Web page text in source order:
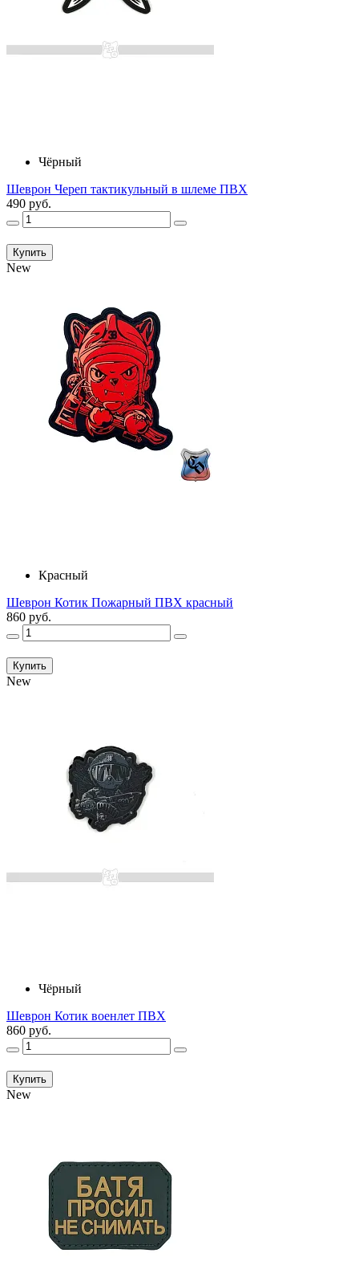
Чёрный
Шеврон Череп тактикульный в шлеме ПВХ
490 руб.
Купить
New
Красный
Шеврон Котик Пожарный ПВХ красный
860 руб.
Купить
New
Чёрный
Шеврон Котик военлет ПВХ
860 руб.
Купить
New